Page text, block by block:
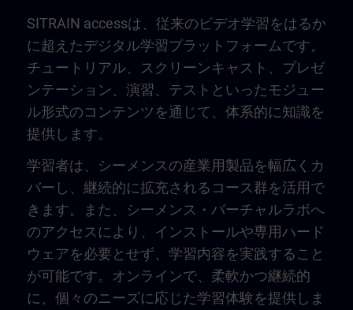
SITRAIN accessは、従来のビデオ学習をはるか
に超えたデジタル学習プラットフォームです。
チュートリアル、スクリーンキャスト、プレゼ
ンテーション、演習、テストといったモジュー
ル形式のコンテンツを通じて、体系的に知識を
提供します。
学習者は、シーメンスの産業用製品を幅広くカ
バーし、継続的に拡充されるコース群を活用で
きます。また、シーメンス・バーチャルラボへ
のアクセスにより、インストールや専用ハード
ウェアを必要とせず、学習内容を実践すること
が可能です。オンラインで、柔軟かつ継続的
に、個々のニーズに応じた学習体験を提供しま